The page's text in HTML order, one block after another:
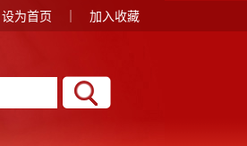
设为首页 加入收藏